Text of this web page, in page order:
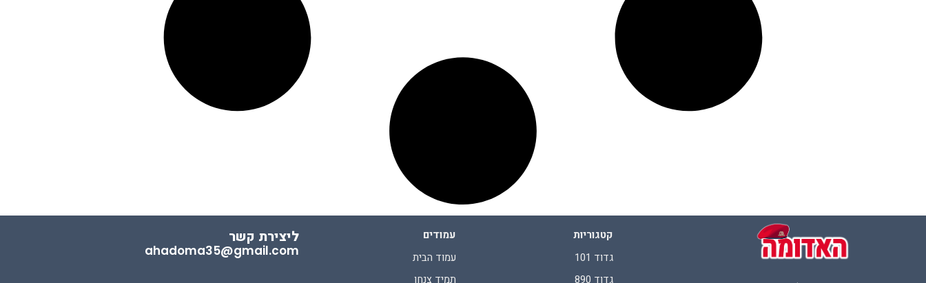
קטגוריות
גדוד 101
גדוד 890
עמודים
עמוד הבית
תמיד צנחן
ליצירת קשר
ahadoma35@gmail.com